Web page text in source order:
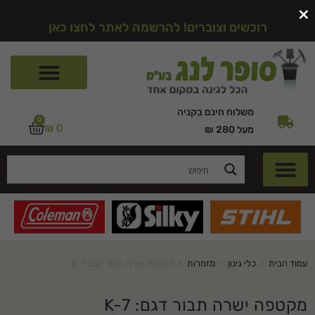
רוכשים וצוברים! להרשמה לאתר לחצו כאן
משלוח חינם בקניה
מעל 280 ₪
₪ 0
0
עמוד הבית כלי גינון מזמרות
מקטפה ישרה תבור דגם: K-7
×